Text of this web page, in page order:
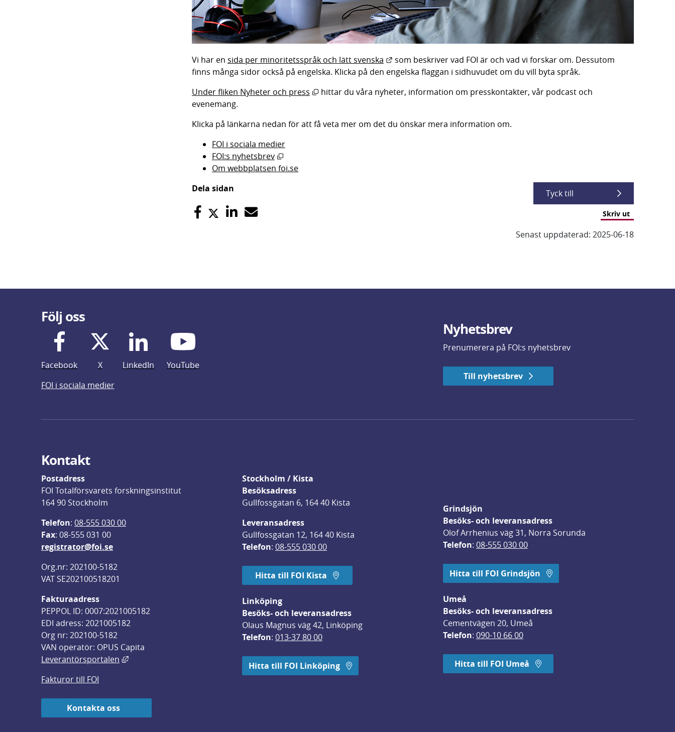
Vi har en sida per minoritetsspråk och lätt svenska Länk till annan webbplats.
som beskriver vad FOI är och vad vi forskar om. Dessutom
finns många sidor också på engelska. Klicka på den engelska flaggan i sidhuvudet om du vill byta språk.
Under fliken Nyheter och press
Öppnas i nytt fönster.
hittar du våra nyheter, information om presskontakter, vår podcast och
evenemang.
Klicka på länkarna nedan för att få veta mer om det du önskar mera information om.
FOI i sociala medier
FOI:s nyhetsbrev
Öppnas i nytt fönster.
Om webbplatsen foi.se
Dela sidan
Tyck till
Skriv ut
Senast uppdaterad: 2025-06-18
Följ oss
Facebook X LinkedIn
YouTube
FOI i sociala medier
Nyhetsbrev
Prenumerera på FOI:s nyhetsbrev
Till nyhetsbrev
Kontakt
Postadress
FOI Totalförsvarets forskningsinstitut
164 90 Stockholm
Telefon: 08-555 030 00
Fax: 08-555 031 00
registrator@foi.se
Org.nr: 202100-5182
VAT SE202100518201
Fakturaadress
PEPPOL ID: 0007:2021005182
EDI adress: 2021005182
Org nr: 202100-5182
VAN operatör: OPUS Capita
Leverantörsportalen
Länk till annan webbplats, öppnas i nytt fönster.
Fakturor till FOI
Kontakta oss
Stockholm / Kista
Besöksadress
Gullfossgatan 6, 164 40 Kista
Leveransadress
Gullfossgatan 12, 164 40 Kista
Telefon: 08-555 030 00
Hitta till FOI Kista
Linköping
Besöks- och leveransadress
Olaus Magnus väg 42, Linköping
Telefon: 013-37 80 00
Hitta till FOI Linköping
Grindsjön
Besöks- och leveransadress
Olof Arrhenius väg 31, Norra Sorunda
Telefon: 08-555 030 00
Hitta till FOI Grindsjön
Umeå
Besöks- och leveransadress
Cementvägen 20, Umeå
Telefon: 090-10 66 00
Hitta till FOI Umeå